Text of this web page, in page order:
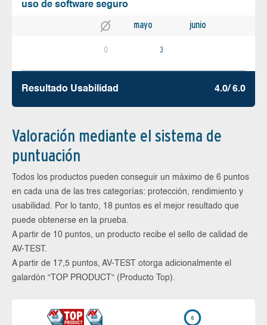
uso de software seguro
mayo junio
0 3
Resultado Usabilidad 4.0/ 6.0
Valoración mediante el sistema de
puntuación
Todos los productos pueden conseguir un máximo de 6 puntos
en cada una de las tres categorías: protección, rendimiento y
usabilidad. Por lo tanto, 18 puntos es el mejor resultado que
puede obtenerse en la prueba.
A partir de 10 puntos, un producto recibe el sello de calidad de
AV-TEST.
A partir de 17,5 puntos, AV-TEST otorga adicionalmente el
galardón “TOP PRODUCT“ (Producto Top).